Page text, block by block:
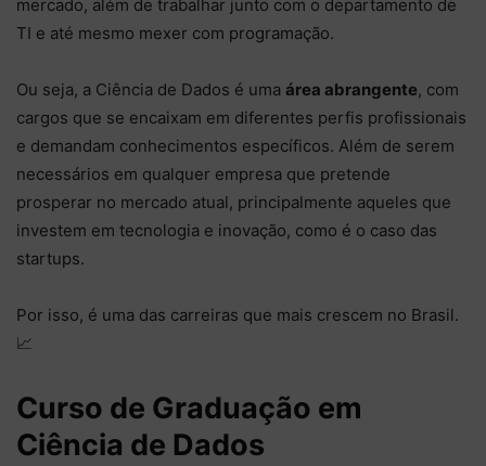
mercado, além de trabalhar junto com o departamento de
TI e até mesmo mexer com programação.
Ou seja, a Ciência de Dados é uma área abrangente, com
cargos que se encaixam em diferentes perfis profissionais
e demandam conhecimentos específicos. Além de serem
necessários em qualquer empresa que pretende
prosperar no mercado atual, principalmente aqueles que
investem em tecnologia e inovação, como é o caso das
startups.
Por isso, é uma das carreiras que mais crescem no Brasil.
📈
Curso de Graduação em
Ciência de Dados